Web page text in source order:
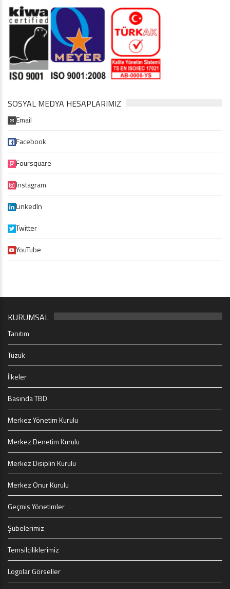
SOSYAL MEDYA HESAPLARIMIZ
Email
Facebook
Foursquare
Instagram
LinkedIn
Twitter
YouTube
KURUMSAL
Tanıtım
Tüzük
İlkeler
Basında TBD
Merkez Yönetim Kurulu
Merkez Denetim Kurulu
Merkez Disiplin Kurulu
Merkez Onur Kurulu
Geçmiş Yönetimler
Şubelerimiz
Temsilciliklerimiz
Logolar Görseller